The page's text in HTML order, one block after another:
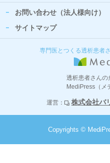
お問い合わせ（法人様向け）
サイトマップ
専門医とつくる透析患者
透析患者さんの
MediPress（メ
運営： 株式会社バ
Copyrights ©